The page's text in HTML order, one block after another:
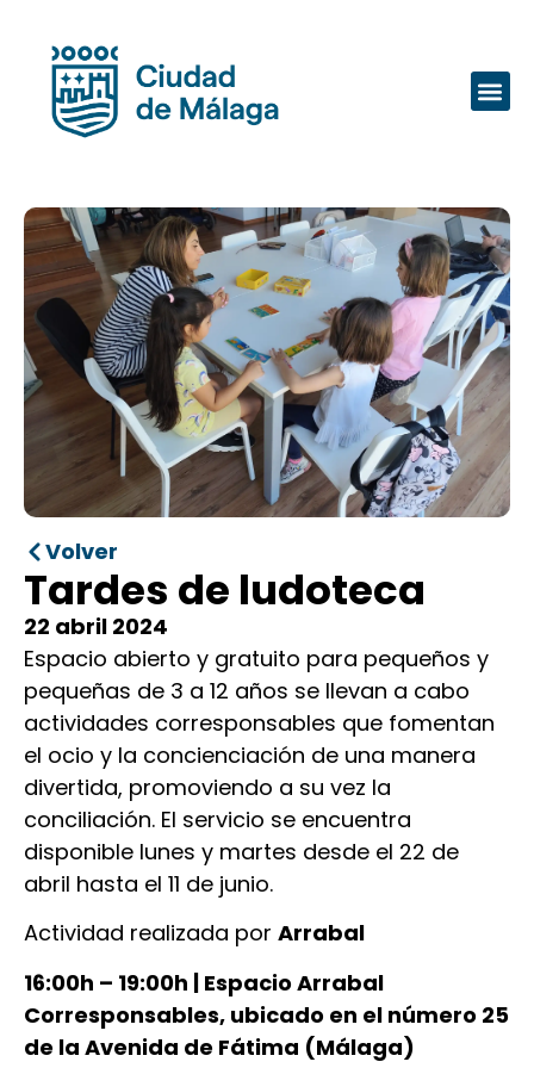
Volver
Tardes de ludoteca
22 abril 2024
Espacio abierto y gratuito para pequeños y
pequeñas de 3 a 12 años se llevan a cabo
actividades corresponsables que fomentan
el ocio y la concienciación de una manera
divertida, promoviendo a su vez la
conciliación. El servicio se encuentra
disponible lunes y martes desde el 22 de
abril hasta el 11 de junio.
Actividad realizada por Arrabal
16:00h – 19:00h | Espacio Arrabal
Corresponsables, ubicado en el número 25
de la Avenida de Fátima (Málaga)